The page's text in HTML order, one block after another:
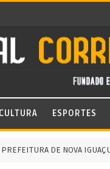
CULTURA ESPORTES
DE NOVA IGUAÇU